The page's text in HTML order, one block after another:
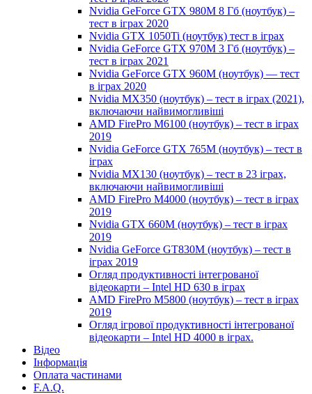
Nvidia GeForce GTX 980M 8 Гб (ноутбук) –
тест в іграх 2020
Nvidia GTX 1050Ti (ноутбук) тест в іграх
Nvidia GeForce GTX 970M 3 Гб (ноутбук) –
тест в іграх 2021
Nvidia GeForce GTX 960M (ноутбук) — тест
в іграх 2020
Nvidia MX350 (ноутбук) – тест в іграх (2021),
включаючи найвимогливіші
AMD FirePro M6100 (ноутбук) – тест в іграх
2019
Nvidia GeForce GTX 765M (ноутбук) – тест в
іграх
Nvidia MX130 (ноутбук) – тест в 23 іграх,
включаючи найвимогливіші
AMD FirePro M4000 (ноутбук) – тест в іграх
2019
Nvidia GTX 660M (ноутбук) – тест в іграх
2019
Nvidia GeForce GT830M (ноутбук) – тест в
іграх 2019
Огляд продуктивності інтегрованої
відеокарти – Intel HD 630 в іграх
AMD FirePro M5800 (ноутбук) – тест в іграх
2019
Огляд ігрової продуктивності інтегрованої
відеокарти – Intel HD 4000 в іграх.
Відео
Інформація
Оплата частинами
F.A.Q.